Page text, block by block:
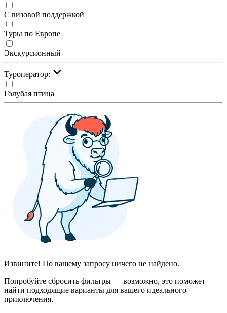
С визовой поддержкой
Туры по Европе
Экскурсионный
Туроператор:
Голубая птица
Извините! По вашему запросу ничего не найдено.
Попробуйте сбросить фильтры — возможно, это поможет
найти подходящие варианты для вашего идеального
приключения.